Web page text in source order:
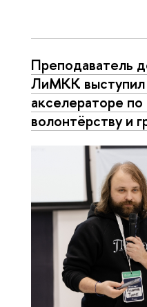
Преподаватель
ЛиМКК выступил
акселераторе
волонтёрству и